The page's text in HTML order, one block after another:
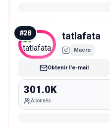
#20 tatlafata
Macro
Obtenir l'e-mail
301.0K
Abonnés